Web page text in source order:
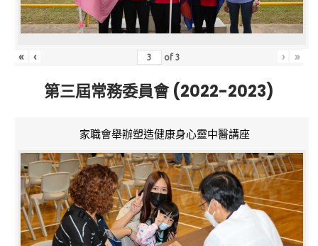
« ‹ of3 › »
第三屆常務委員會 (2022-2023)
家職會舉辦塑造健康身心靈中醫講座